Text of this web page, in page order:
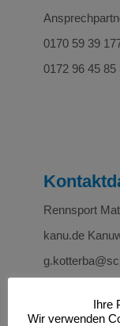
0170 59 39
0172 96 45
Rennsport
kanu.de
Outrigger
Ihre
Wir verwenden